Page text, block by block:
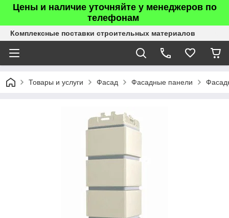
Цены и наличие уточняйте у менеджеров по
телефонам
Комплексные поставки строительных материалов
Товары и услуги Фасад Фасадные панели